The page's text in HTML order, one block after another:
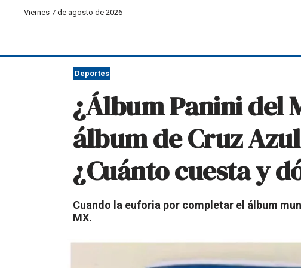
Viernes 7 de agosto de 2026
Deportes
¿Álbum Panini del
álbum de Cruz
¿Cuánto cuesta y
Cuando la euforia por completar el álbum
MX.